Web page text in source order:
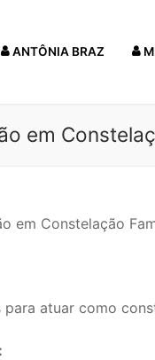
ANTÔNIA BRAZ
em
em Constelação
para atuar como